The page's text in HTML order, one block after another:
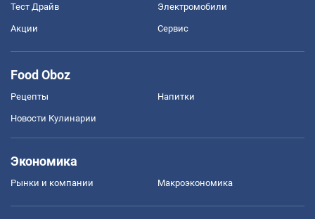
Тест Драйв Электромобили
Акции Сервис
Food Oboz
Рецепты Напитки
Новости Кулинарии
Экономика
Рынки и компании Mакроэкономика